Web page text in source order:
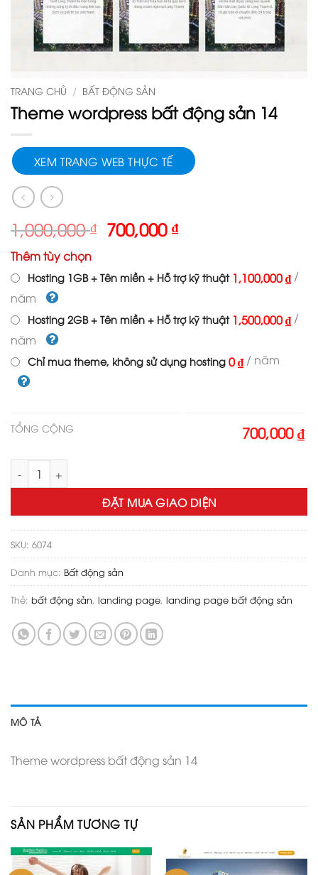
TRANG CHỦ / BẤT ĐỘNG SẢN
Theme wordpress bất động sản 14
XEM TRANG WEB THỰC TẾ
1,000,000₫ Giá
gốc
1,000,000 ₫.
700,000₫Giá
là:
Thêm tùy chọn
Hosting 1GB + Tên miền + Hỗ trợ kỹ thuật 1,100,000 ₫ /
năm
Hosting 2GB + Tên miền + Hỗ trợ kỹ thuật 1,500,000 ₫ /
năm
Chỉ mua theme, không sử dụng hosting 0 ₫ / năm
TỔNG CỘNG 700,000 ₫
Theme wordpress bất động sản 14 số lượng
ĐẶT MUA GIAO DIỆN
SKU: 6074
Danh mục: Bất động sản
Thẻ: bất động sản, landing page, landing page bất động sản
MÔ TẢ
Theme wordpress bất động sản 14
SẢN PHẨM TƯƠNG TỰ